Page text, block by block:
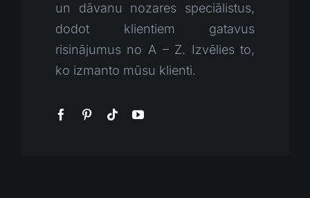
un dāvanu nozares speciālistus,
dodot klientiem gatavus
risinājumus no A – Z. Izvēlies to,
ko izmanto mūsu klienti.